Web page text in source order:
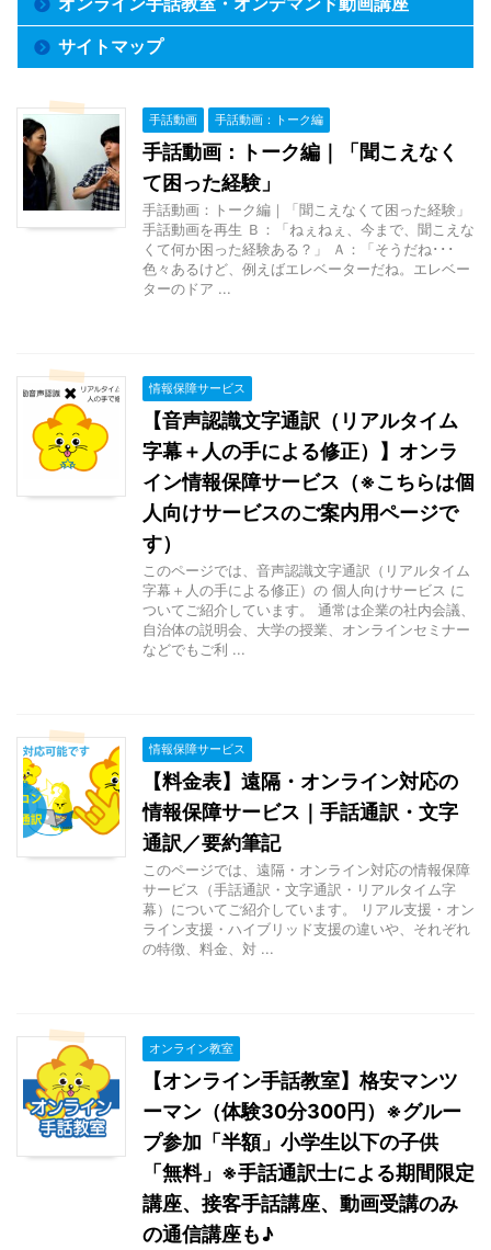
サイトマップ
手話動画 手話動画：トーク編
手話動画：トーク編｜「聞こえなく
て困った経験」
手話動画：トーク編｜「聞こえなくて困った経験」
手話動画を再生 Ｂ：「ねぇねぇ、今まで、聞こえな
くて何か困った経験ある？」 Ａ：「そうだね･･･
色々あるけど、例えばエレベーターだね。エレベー
ターのドア ...
情報保障サービス
【音声認識文字通訳（リアルタイム
字幕＋人の手による修正）】オンラ
イン情報保障サービス（※こちらは個
人向けサービスのご案内用ページで
す）
このページでは、音声認識文字通訳（リアルタイム
字幕＋人の手による修正）の 個人向けサービス に
ついてご紹介しています。 通常は企業の社内会議、
自治体の説明会、大学の授業、オンラインセミナー
などでもご利 ...
情報保障サービス
【料金表】遠隔・オンライン対応の
情報保障サービス｜手話通訳・文字
通訳／要約筆記
このページでは、遠隔・オンライン対応の情報保障
サービス（手話通訳・文字通訳・リアルタイム字
幕）についてご紹介しています。 リアル支援・オン
ライン支援・ハイブリッド支援の違いや、それぞれ
の特徴、料金、対 ...
オンライン教室
【オンライン手話教室】格安マンツ
ーマン（体験30分300円）※グルー
プ参加「半額」小学生以下の子供
「無料」※手話通訳士による期間限定
講座、接客手話講座、動画受講のみ
の通信講座も♪